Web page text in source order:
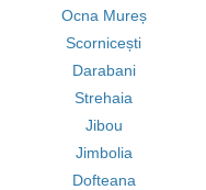
Ocna Mureș
Scornicești
Darabani
Strehaia
Jibou
Jimbolia
Dofteana